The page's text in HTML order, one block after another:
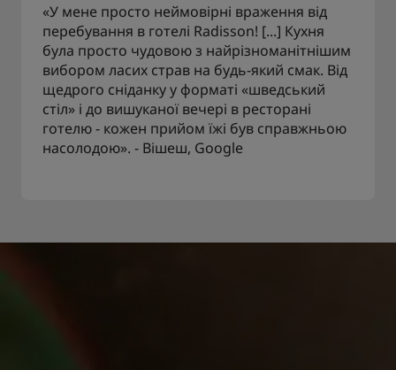
«У мене просто неймовірні враження від
перебування в готелі Radisson! [...] Кухня
була просто чудовою з найрізноманітнішим
вибором ласих страв на будь-який смак. Від
щедрого сніданку у форматі «шведський
стіл» і до вишуканої вечері в ресторані
готелю - кожен прийом їжі був справжньою
насолодою». - Вішеш, Google